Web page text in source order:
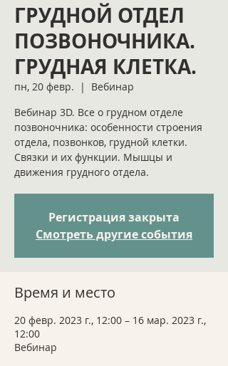
ГРУДНОЙ ОТДЕЛ
ПОЗВОНОЧНИКА.
ГРУДНАЯ КЛЕТКА.
пн, 20 февр.
  |
Вебинар
Вебинар 3D. Все о грудном отделе
позвоночника: особенности строения
отдела, позвонков, грудной клетки.
Связки и их функции. Мышцы и
движения грудного отдела.
Регистрация закрыта
Смотреть другие события
Время и место
20 февр. 2023 г., 12:00 – 16 мар. 2023 г.,
12:00
Вебинар